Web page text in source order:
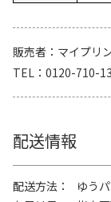
販売者
マイプリ
TEL
0120-710-
配送情報
配送方法
ゆう